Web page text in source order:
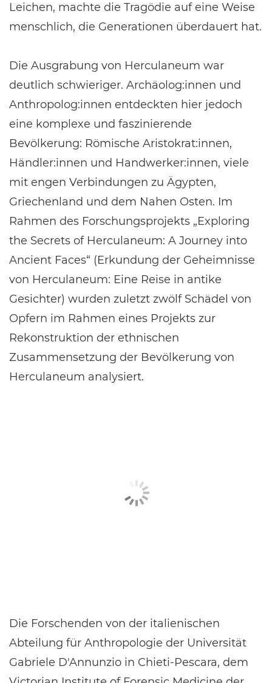
Leichen, machte die Tragödie auf eine Weise
menschlich, die Generationen überdauert hat.
Die Ausgrabung von Herculaneum war
deutlich schwieriger. Archäolog:innen und
Anthropolog:innen entdeckten hier jedoch
eine komplexe und faszinierende
Bevölkerung: Römische Aristokrat:innen,
Händler:innen und Handwerker:innen, viele
mit engen Verbindungen zu Ägypten,
Griechenland und dem Nahen Osten. Im
Rahmen des Forschungsprojekts „Exploring
the Secrets of Herculaneum: A Journey into
Ancient Faces“ (Erkundung der Geheimnisse
von Herculaneum: Eine Reise in antike
Gesichter) wurden zuletzt zwölf Schädel von
Opfern im Rahmen eines Projekts zur
Rekonstruktion der ethnischen
Zusammensetzung der Bevölkerung von
Herculaneum analysiert.
Die Forschenden von der italienischen
Abteilung für Anthropologie der Universität
Gabriele D'Annunzio in Chieti-Pescara, dem